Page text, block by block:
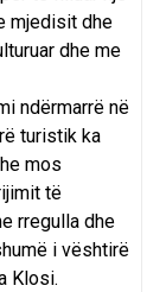
mjedisit dhe
dhe me
ndërmarrë në
turistik ka
mos
të
rregulla dhe
i vështirë
Klosi.